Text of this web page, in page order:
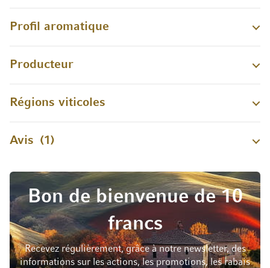
Profil aromatique
Producteur
Régions viticoles
Avis 1
Bon de bienvenue de 10
francs
Recevez régulièrement, grâce à notre newsletter, des
informations sur les actions, les promotions, les rabais